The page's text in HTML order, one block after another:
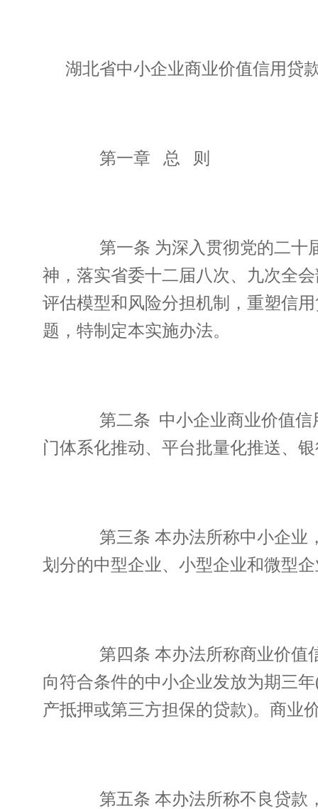
湖北省中小企业商业价值信用贷
第一章 总 则
第一条 为深入贯彻党的二十届
神，落实省委十二届八次、九次全
评估模型和风险分担机制，重塑信
题，特制定本实施办法。
第二条 中小企业商业价值信
门体系化推动、平台批量化推送、
第三条 本办法所称中小企业，
划分的中型企业、小型企业和微型
第四条 本办法所称商业价值信
向符合条件的中小企业发放为期三
产抵押或第三方担保的贷款)。商业
第五条 本办法所称不良贷款，